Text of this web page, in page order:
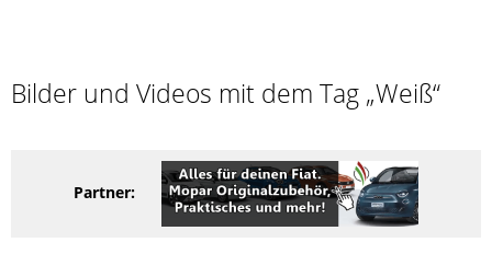
Bilder und Videos mit dem Tag „Weiß“
Partner: